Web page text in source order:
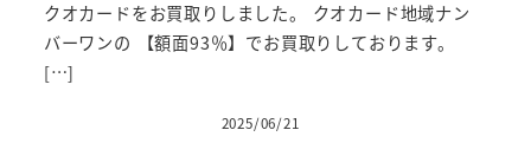
クオカードをお買取りしました。 クオカード地域ナン
バーワンの 【額面93％】でお買取りしております。
[…]
2025/06/21